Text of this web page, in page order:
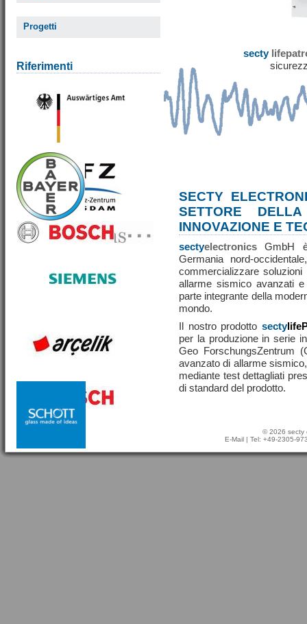
Progetti
Riferimenti
secty
SECTY
SETTORE
INNOVAZIONE E
sectyelectronics GmbH
Germania nord-
commercializzare
allarme sismico avanzati
parte integrante della
mondo.
Il nostro prodotto secty
per la produzione in serie
Geo ForschungsZentrum
avanzato di allarme
mediante test dettagliati
di standard del prodotto.
© 2026 secty
E-Mail | Tel: +49-2305-